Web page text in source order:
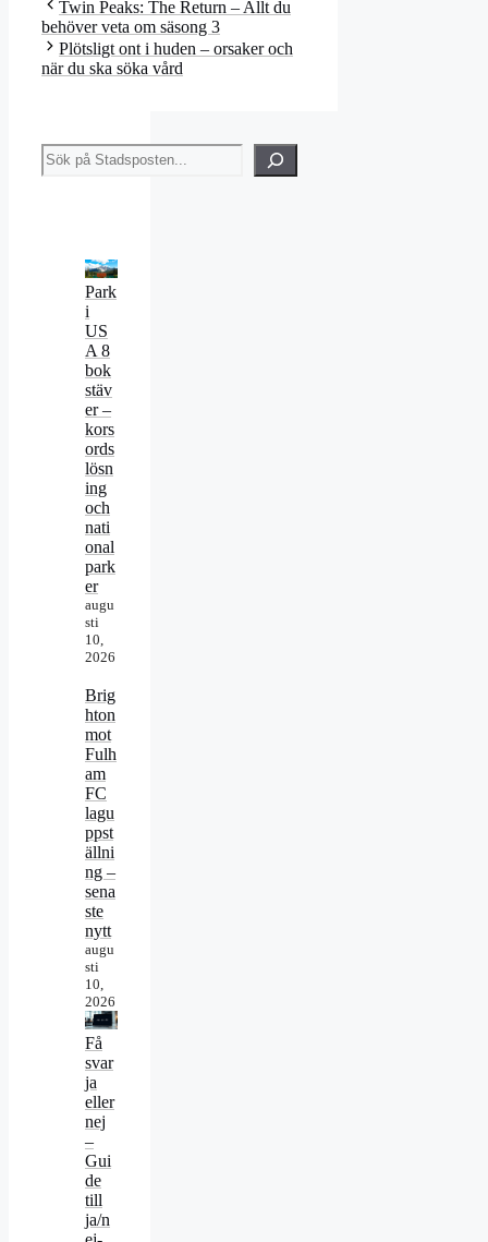
Twin Peaks: The Return – Allt du
behöver veta om säsong 3
Plötsligt ont i huden – orsaker och
när du ska söka vård
Sök
Park
i
US
A 8
bok
stäv
er –
kors
ords
lösn
ing
och
nati
onal
park
er
augu
sti
10,
2026
Brig
hton
mot
Fulh
am
FC
lagu
ppst
ällni
ng –
sena
ste
nytt
augu
sti
10,
2026
Få
svar
ja
eller
nej
–
Gui
de
till
ja/n